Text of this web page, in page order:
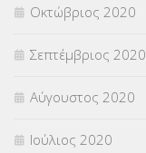
Οκτώβριος 2020
Σεπτέμβριος 2020
Αύγουστος 2020
Ιούλιος 2020